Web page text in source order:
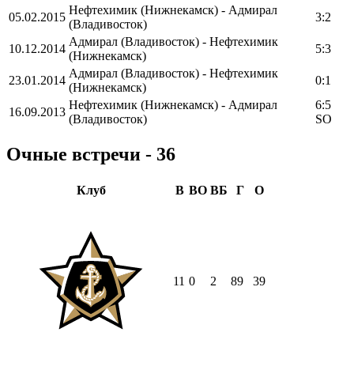
05.02.2015
Нефтехимик (Нижнекамск) - Адмирал
(Владивосток)
3:2
10.12.2014
Адмирал (Владивосток) - Нефтехимик
(Нижнекамск)
5:3
23.01.2014
Адмирал (Владивосток) - Нефтехимик
(Нижнекамск)
0:1
16.09.2013
Нефтехимик (Нижнекамск) - Адмирал
(Владивосток)
6:5
SO
Очные встречи - 36
Клуб В ВО ВБ Г О
11 0 2 89 39